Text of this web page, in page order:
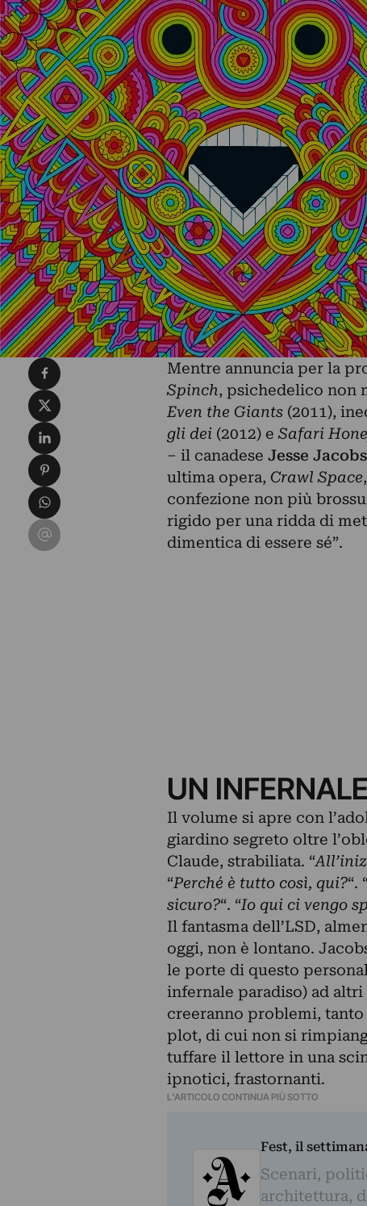
Mentre annuncia per la
Spinch, psichedelico non
Even the Giants(2011),
gli dei (2012) eSafari
– il canadese Jesse Jacobs
ultima opera, Crawl Space
confezione non più
rigido per una ridda di
dimentica di essere sé”.
UN
Il volume si apre con
giardino segreto oltre
Claude, strabiliata. “
“Perché è tutto così, qui?“.
sicuro?“. “Io qui ci vengo
Il fantasma dell’LSD,
oggi, non è lontano.
le porte di questo
infernale paradiso) ad
creeranno problemi,
plot, di cui non si
tuffare il lettore in una
ipnotici, frastornanti.
L'ARTICOLO CONTINUA PIÙ SOTTO
Fest, il
Scenari,
architettura,
Condividi su Facebook
Condividi su X
Condividi su LinkedIn
Condividi su Pinterest
Condividi su WhatsApp
Condividi su Email